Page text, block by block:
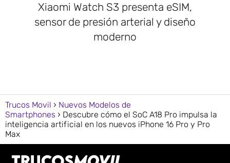
Xiaomi Watch S3 presenta eSIM,
sensor de presión arterial y diseño
moderno
Trucos Movil
Nuevos Modelos de
Smartphones
Descubre cómo el SoC A18 Pro impulsa la
inteligencia artificial en los nuevos iPhone 16 Pro y Pro
Max